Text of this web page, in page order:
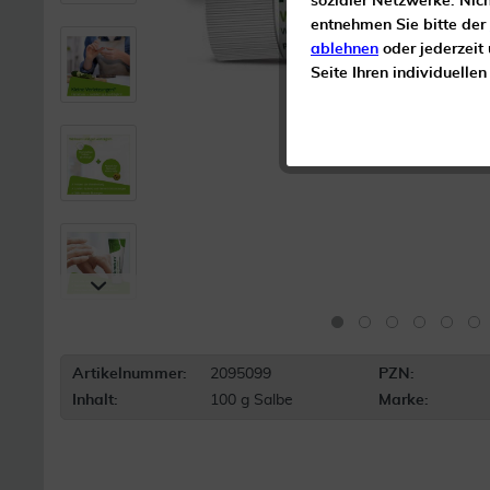
Artikelnummer: 2095099 PZN:
Inhalt:
100 g Salbe Marke:
entnehmen Sie bitte der
ablehnen oder jederzeit
Seite Ihren